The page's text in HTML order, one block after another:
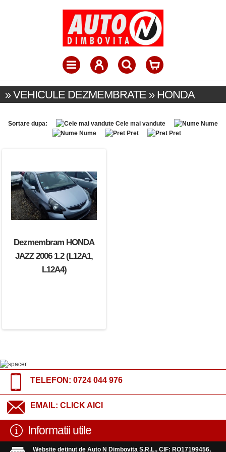
» VEHICULE DEZMEMBRATE » HONDA
Sortare dupa: Cele mai vandute
Nume
Nume
Pret Pret
Dezmembram HONDA
JAZZ 2006 1.2 (L12A1,
L12A4)
TELEFON: 0724 044 976
EMAIL: CLICK AICI
Informatii utile
Website detinut de Auto N Dimbovita S.R.L., CIF: RO17199456,